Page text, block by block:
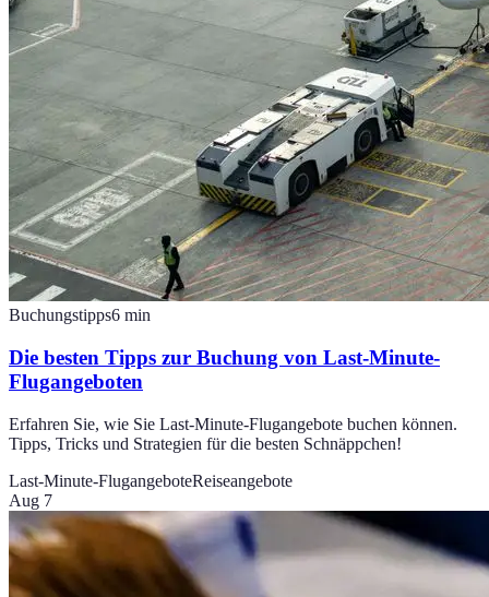
Buchungstipps6 min
Die besten Tipps zur Buchung von Last-Minute-
Flugangeboten
Erfahren Sie, wie Sie Last-Minute-Flugangebote buchen können.
Tipps, Tricks und Strategien für die besten Schnäppchen!
Last-Minute-FlugangeboteReiseangebote
Aug 7